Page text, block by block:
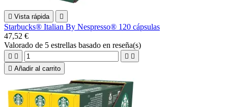
 Vista rápida 
Starbucks® Italian By Nespresso® 120 cápsulas
47,52 €
Valorado de 5 estrellas basado en reseña(s)
   
 Añadir al carrito